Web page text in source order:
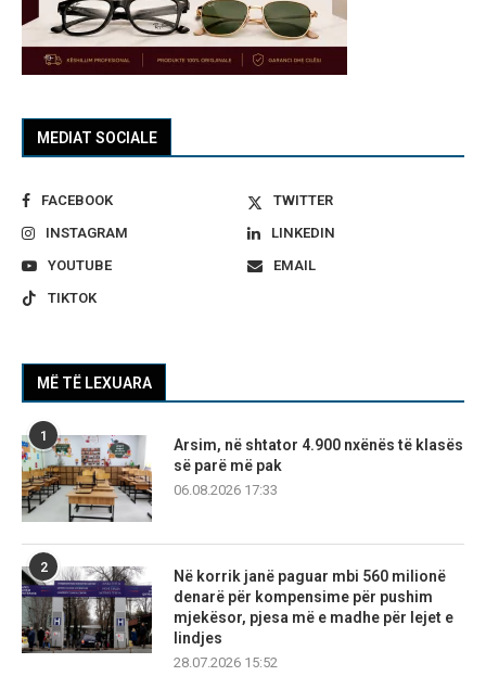
MEDIAT SOCIALE
FACEBOOK
TWITTER
INSTAGRAM
LINKEDIN
YOUTUBE
EMAIL
TIKTOK
MË TË LEXUARA
1
Arsim, në shtator 4.900 nxënës të klasës
së parë më pak
06.08.2026 17:33
2
Në korrik janë paguar mbi 560 milionë
denarë për kompensime për pushim
mjekësor, pjesa më e madhe për lejet e
lindjes
28.07.2026 15:52